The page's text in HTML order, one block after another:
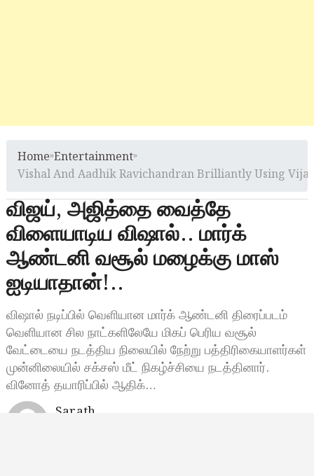
Home»Entertainment»
Vishal And Aadhik Ravichandran Brilliantly Using
விஜய், அஜித்தை வைத்தே
விளையாடிய விஷால்.. மார்க்
ஆண்டனி வசூல் மழைக்கு மாஸ்
ஐடியாதான்!..
விஷால் நடிப்பில் வெளியான மார்க் ஆண்டனி திரைப்படம்
வெளியான சில நாட்களிலேயே மிகப் பெரிய வசூல்
வேட்டையை நடத்திய நிலையில் நேற்று பத்திரிகையாளர்கள்
முன்னிலையில் சக்சஸ் மீட் நிகழ்ச்சியை நடத்தினார்.
வினோத் தயாரிப்பில் ஆதிக்…
Sarath